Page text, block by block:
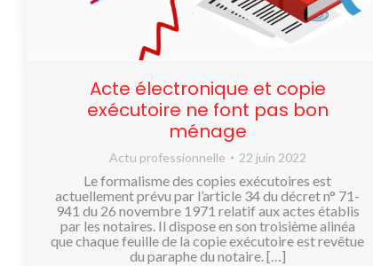
Acte électronique et copie
exécutoire ne font pas bon
ménage
Actu professionnelle 22 juin 2022
Le formalisme des copies exécutoires est
actuellement prévu par l’article 34 du décret n° 71-
941 du 26 novembre 1971 relatif aux actes établis
par les notaires. Il dispose en son troisième alinéa
que chaque feuille de la copie exécutoire est revêtue
du paraphe du notaire. […]